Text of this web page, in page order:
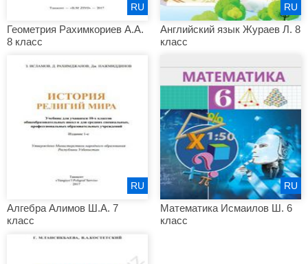
Геометрия Рахимкориев А.А.
8 класс
RU
Английский язык Жураев Л. 8
класс
RU
Алгебра Алимов Ш.А. 7
класс
RU
Математика Исмаилов Ш. 6
класс
RU